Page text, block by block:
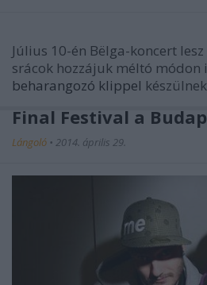
Július 10-én Bëlga-koncert
srácok hozzájuk méltó módon
beharangozó klippel
Final Festival a
Lángoló • 2014. április 29.